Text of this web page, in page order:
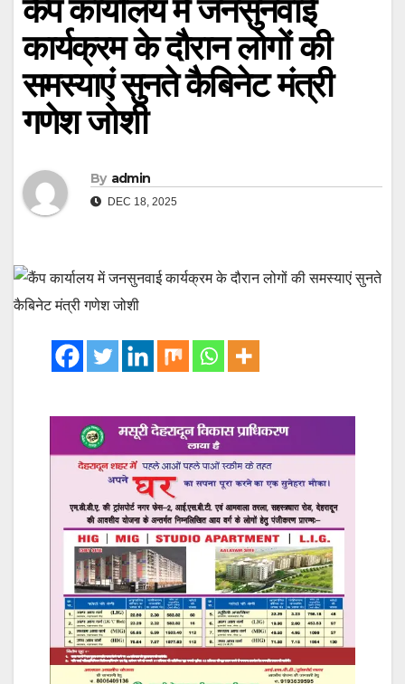
कैंप कार्यालय में जनसुनवाई
कार्यक्रम के दौरान लोगों की
समस्याएं सुनते कैबिनेट मंत्री
गणेश जोशी
By admin
DEC 18, 2025